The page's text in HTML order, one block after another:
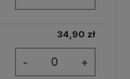
34,90 zł
- +